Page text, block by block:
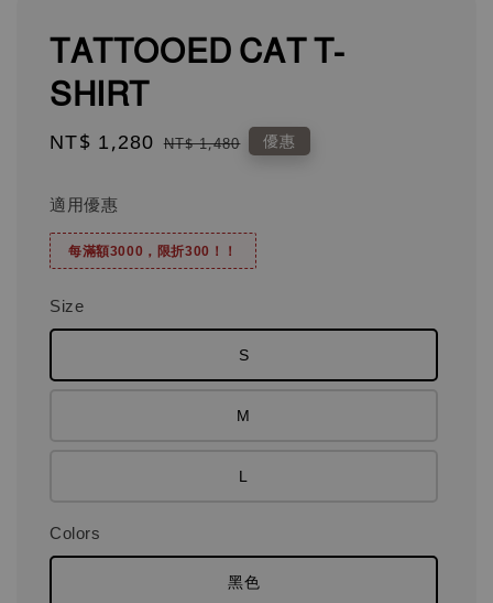
TATTOOED CAT T-
SHIRT
Sale
NT$ 1,280 Regular
NT$ 1,480 優惠
適用優惠
每滿額3000，限折300！！
Size
S
M
L
Colors
黑色